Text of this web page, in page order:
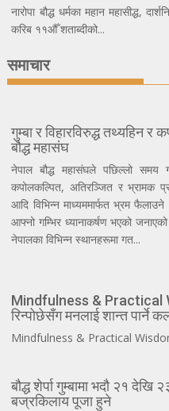
नारोपा बौद्ध धर्मका महान महासीद्ध,
करिब ११औँ शताब्दीको...
समाचार
गुम्बा र विहारविरुद्ध तथ्यहिन र
बौद्ध महासंघ
नेपाल बौद्ध महासंघले पछिल्लो समय
कपोलकल्पित, अतिरञ्जित र भ्रामक
आदि विभिन्न माध्यममार्फत भ्रम
आफ्नो गम्भिर ध्यानाकर्षण भएको
नेपालका विभिन्न स्थानहरूमा गत...
Mindfulness & Practical
रिन्पोछेसँग मनलाई शान्त पार्ने
Mindfulness & Practical Wisdom:
बौद्ध शेर्पा गुम्बामा भदौ २१ देखि
बज्रकिलाय पूजा हुने